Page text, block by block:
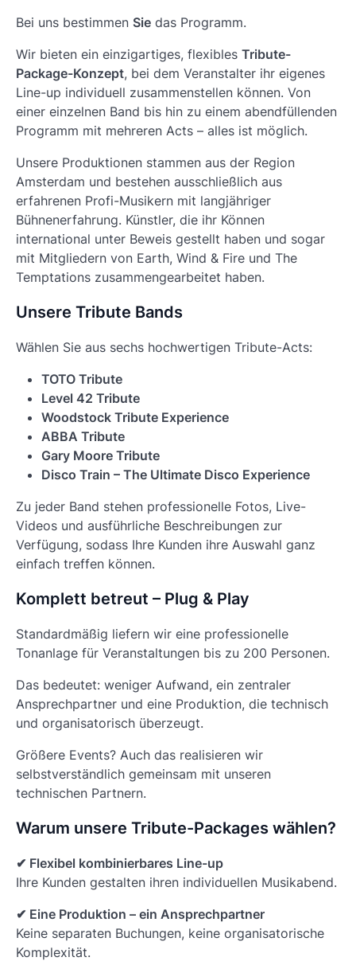
Bei uns bestimmen Sie das Programm.
Wir bieten ein einzigartiges, flexibles Tribute-
Package-Konzept, bei dem Veranstalter ihr eigenes
Line-up individuell zusammenstellen können. Von
einer einzelnen Band bis hin zu einem abendfüllenden
Programm mit mehreren Acts – alles ist möglich.
Unsere Produktionen stammen aus der Region
Amsterdam und bestehen ausschließlich aus
erfahrenen Profi-Musikern mit langjähriger
Bühnenerfahrung. Künstler, die ihr Können
international unter Beweis gestellt haben und sogar
mit Mitgliedern von Earth, Wind & Fire und The
Temptations zusammengearbeitet haben.
Unsere Tribute Bands
Wählen Sie aus sechs hochwertigen Tribute-Acts:
TOTO Tribute
Level 42 Tribute
Woodstock Tribute Experience
ABBA Tribute
Gary Moore Tribute
Disco Train – The Ultimate Disco Experience
Zu jeder Band stehen professionelle Fotos, Live-
Videos und ausführliche Beschreibungen zur
Verfügung, sodass Ihre Kunden ihre Auswahl ganz
einfach treffen können.
Komplett betreut – Plug & Play
Standardmäßig liefern wir eine professionelle
Tonanlage für Veranstaltungen bis zu 200 Personen.
Das bedeutet: weniger Aufwand, ein zentraler
Ansprechpartner und eine Produktion, die technisch
und organisatorisch überzeugt.
Größere Events? Auch das realisieren wir
selbstverständlich gemeinsam mit unseren
technischen Partnern.
Warum unsere Tribute-Packages wählen?
✔ Flexibel kombinierbares Line-up
Ihre Kunden gestalten ihren individuellen Musikabend.
✔ Eine Produktion – ein Ansprechpartner
Keine separaten Buchungen, keine organisatorische
Komplexität.